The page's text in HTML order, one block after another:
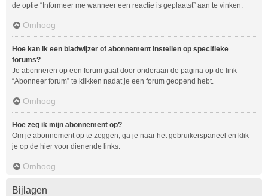
de optie “Informeer me wanneer een reactie is geplaatst” aan te vinken.
Omhoog
Hoe kan ik een bladwijzer of abonnement instellen op specifieke
forums?
Je abonneren op een forum gaat door onderaan de pagina op de link
“Abonneer forum” te klikken nadat je een forum geopend hebt.
Omhoog
Hoe zeg ik mijn abonnement op?
Om je abonnement op te zeggen, ga je naar het gebruikerspaneel en klik
je op de hier voor dienende links.
Omhoog
Bijlagen